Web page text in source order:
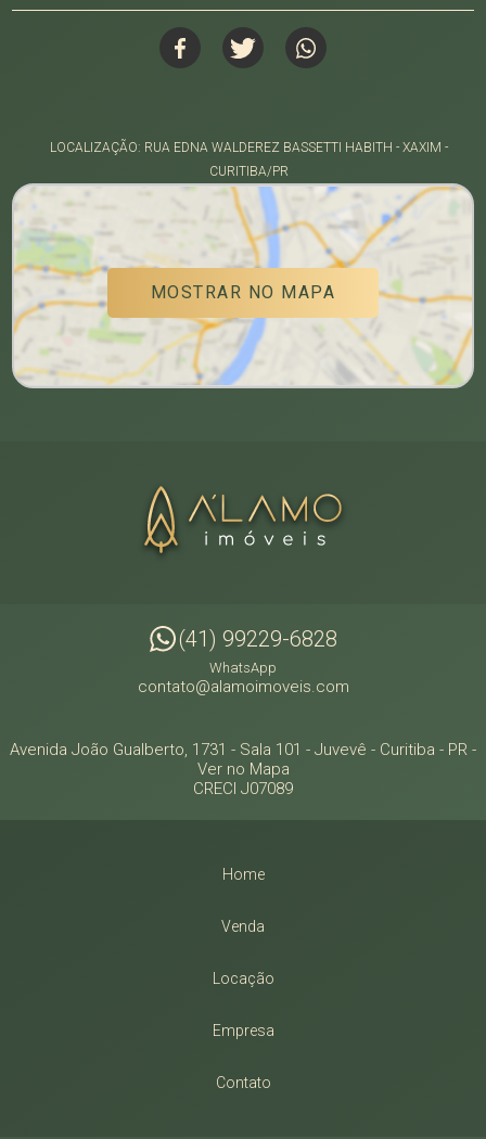
LOCALIZAÇÃO: RUA EDNA WALDEREZ BASSETTI HABITH - XAXIM -
CURITIBA/PR
MOSTRAR NO MAPA
(41) 99229-6828
WhatsApp
contato@alamoimoveis.com
Avenida João Gualberto, 1731 - Sala 101 - Juvevê - Curitiba - PR -
Ver no Mapa
CRECI J07089
Home
Venda
Locação
Empresa
Contato